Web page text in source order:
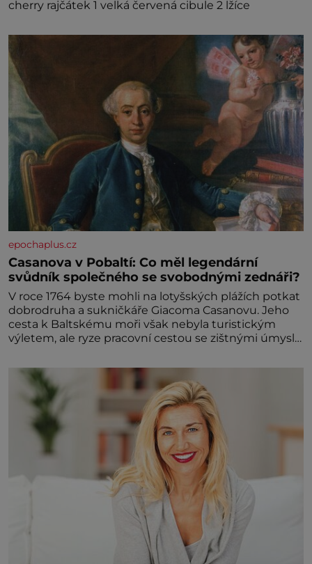
cherry rajčátek 1 velká červená cibule 2 lžíce
epochaplus.cz
Casanova v Pobaltí: Co měl legendární
svůdník společného se svobodnými zednáři?
V roce 1764 byste mohli na lotyšských plážích potkat
dobrodruha a sukničkáře Giacoma Casanovu. Jeho
cesta k Baltskému moři však nebyla turistickým
výletem, ale ryze pracovní cestou se zištnými úmysly.
procházel uličkami lotyšské Rigy? Casanova v Pobaltí
kontaktoval tamní zednářské lóže. Nebyl v této
oblasti žádným nováčkem, protože do zednářské